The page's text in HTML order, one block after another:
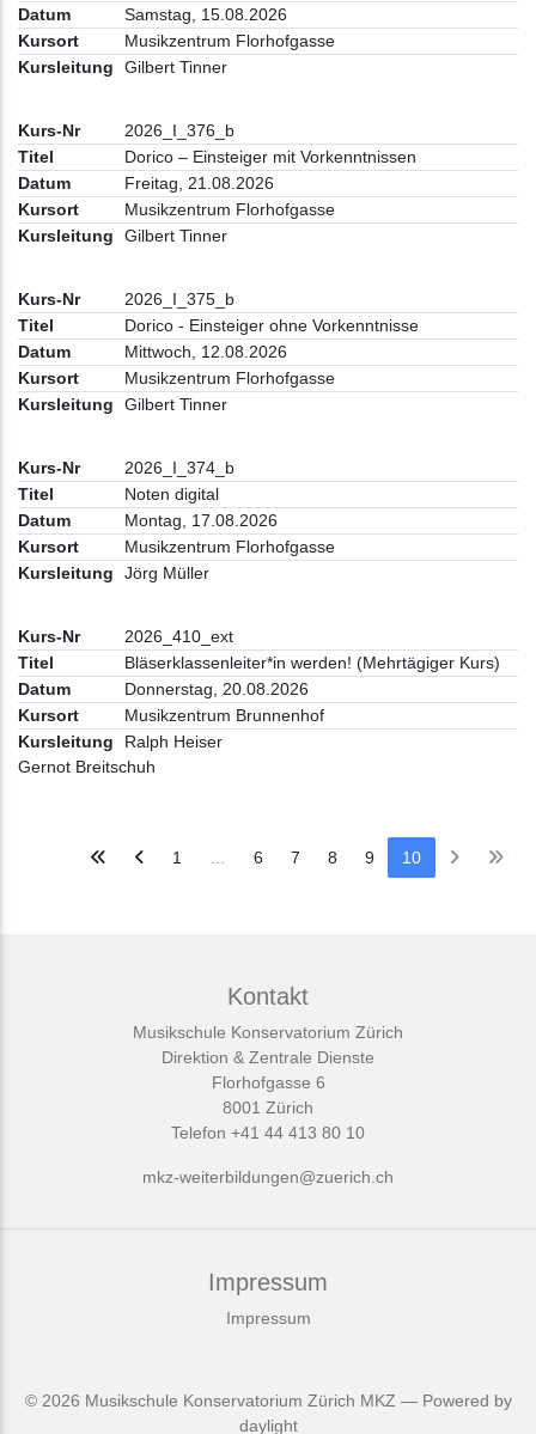
Samstag, 15.08.2026
Musikzentrum Florhofgasse
Gilbert Tinner
2026_I_376_b
Dorico – Einsteiger mit Vorkenntnissen
Freitag, 21.08.2026
Musikzentrum Florhofgasse
Gilbert Tinner
2026_I_375_b
Dorico - Einsteiger ohne Vorkenntnisse
Mittwoch, 12.08.2026
Musikzentrum Florhofgasse
Gilbert Tinner
2026_I_374_b
Noten digital
Montag, 17.08.2026
Musikzentrum Florhofgasse
Jörg Müller
2026_410_ext
Bläserklassenleiter*in werden! (Mehrtägiger Kurs)
Donnerstag, 20.08.2026
Musikzentrum Brunnenhof
Ralph Heiser
Gernot Breitschuh
1 6 7 8 9 10
Kontakt
Musikschule Konservatorium Zürich
Direktion & Zentrale Dienste
Florhofgasse 6
8001 Zürich
Telefon +41 44 413 80 10
mkz-weiterbildungen@zuerich.ch
Impressum
Impressum
© 2026 Musikschule Konservatorium Zürich MKZ — Powered by
daylight